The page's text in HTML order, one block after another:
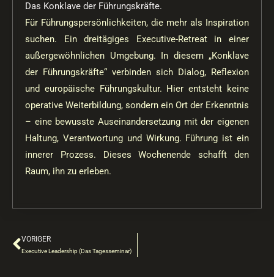
Das Konklave der Führungskräfte.
Für Führungspersönlichkeiten, die mehr als Inspiration
suchen. Ein dreitägiges Executive-Retreat in einer
außergewöhnlichen Umgebung. In diesem „Konklave
der Führungskräfte“ verbinden sich Dialog, Reflexion
und europäische Führungskultur. Hier entsteht keine
operative Weiterbildung, sondern ein Ort der Erkenntnis
– eine bewusste Auseinandersetzung mit der eigenen
Haltung, Verantwortung und Wirkung. Führung ist ein
innerer Prozess. Dieses Wochenende schafft den
Raum, ihn zu erleben.
Zurück
VORIGER
Executive Leadership (Das Tagesseminar)